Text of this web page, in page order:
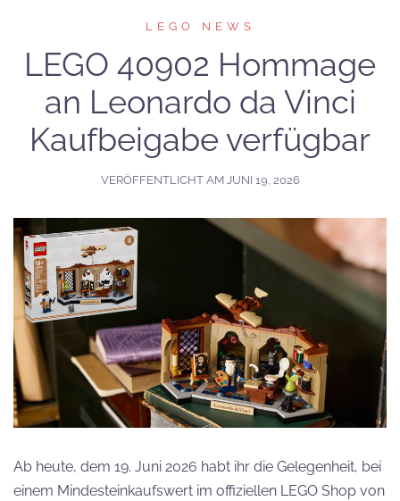
LEGO NEWS
LEGO 40902 Hommage
an Leonardo da Vinci
Kaufbeigabe verfügbar
VERÖFFENTLICHT AM JUNI 19, 2026
Ab heute, dem 19. Juni 2026 habt ihr die Gelegenheit, bei
einem Mindesteinkaufswert im offiziellen LEGO Shop von